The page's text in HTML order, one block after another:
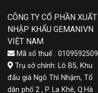
CÔNG TY CỔ PHẦN XUẤT
NHẬP KHẨU GEMANIVN
VIỆT NAM
Mã số thuế : 0109592509
Trụ sở chính: Lô B5, Khu
đấu giá Ngô Thì Nhậm, Tổ
dân phố 2 , P. La Khê, Q.Hà